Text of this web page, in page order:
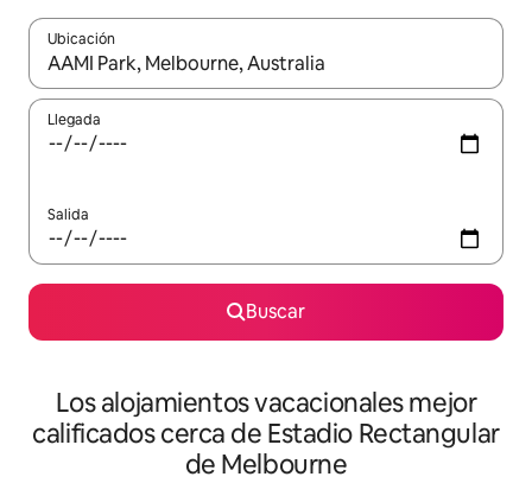
Ubicación
Cuando los resultados estén disponibles, podrás navegar
Llegada
Salida
Buscar
Los alojamientos vacacionales mejor
calificados cerca de Estadio Rectangular
de Melbourne